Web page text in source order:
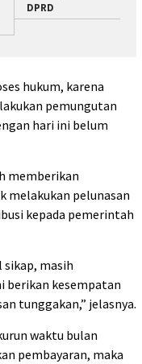
DPRD
hukum, karena
pemungutan
hari ini belum
memberikan
melakukan pelunasan
kepada pemerintah
sikap, masih
berikan kesempatan
tunggakan,” jelasnya.
waktu bulan
pembayaran, maka